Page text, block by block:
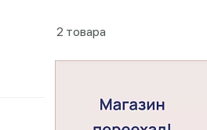
2 товара